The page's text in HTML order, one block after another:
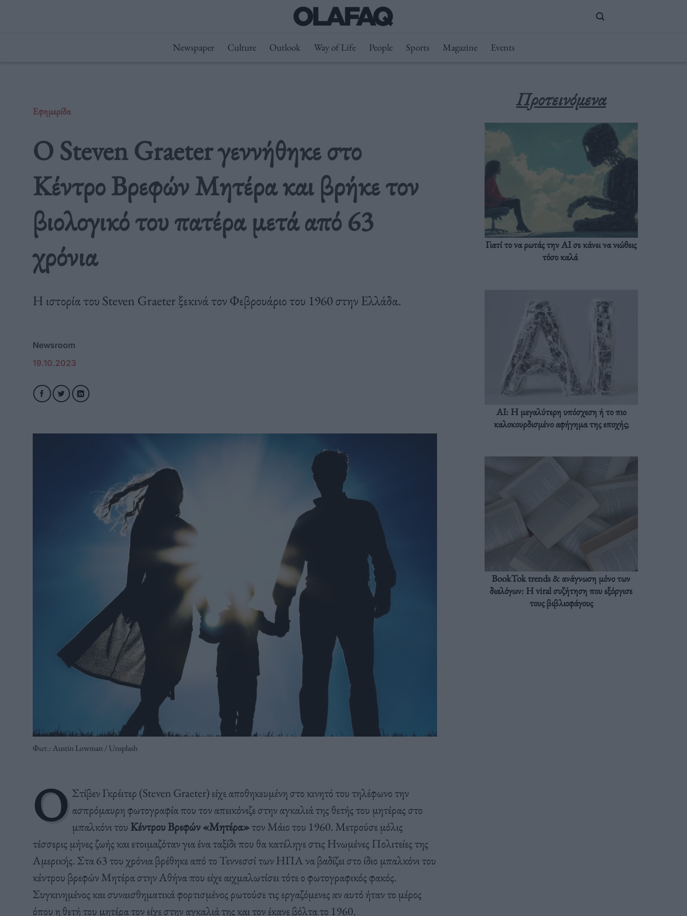
Newspaper Culture Outlook Way of Life People Sports Magazine Events
Εφημερίδα
Ο Steven Graeter γεννήθηκε στο
Κέντρο Βρεφών Μητέρα και βρήκε τον
βιολογικό του πατέρα μετά από 63
χρόνια
Η ιστορία του Steven Graeter ξεκινά τον Φεβρουάριο του 1960 στην Ελλάδα.
Newsroom
19.10.2023
Φωτ.: Austin Lowman / Unsplash
Ο Στίβεν Γκρέιτερ (Steven Graeter) είχε αποθηκευμένη στο κινητό του τηλέφωνο την
ασπρόμαυρη φωτογραφία που τον απεικόνιζε στην αγκαλιά της θετής του μητέρας στο
μπαλκόνι του Κέντρου Βρεφών «Μητέρα»τον Μάιο του 1960. Μετρούσε μόλις
τέσσερις μήνες ζωής και ετοιμαζόταν για ένα ταξίδι που θα κατέληγε στις Ηνωμένες Πολιτείες της
Αμερικής. Στα 63 του χρόνια βρέθηκε από το Τεννεσσί των ΗΠΑ να βαδίζει στο ίδιο μπαλκόνι του
κέντρου βρεφών Μητέρα στην Αθήνα που είχε αιχμαλωτίσει τότε ο φωτογραφικός φακός.
Συγκινημένος και συναισθηματικά φορτισμένος ρωτούσε τις εργαζόμενες αν αυτό ήταν το μέρος
όπου η θετή του μητέρα τον είχε στην αγκαλιά της και τον έκανε βόλτα το 1960.
Προτεινόμενα
Γιατί το να ρωτάς την AI σε κάνει να νιώθεις
τόσο καλά
AI: Η μεγαλύτερη υπόσχεση ή το πιο
καλοκουρδισμένο αφήγημα της εποχής;
BookTok trends & ανάγνωση μόνο των
διαλόγων: Η viral συζήτηση που εξόργισε
τους βιβλιοφάγους